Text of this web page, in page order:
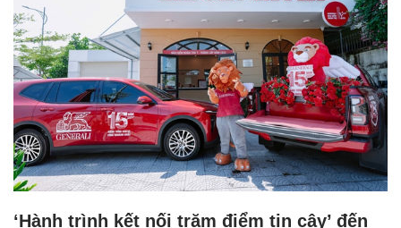
‘Hành trình kết nối trăm điểm tin cậy’ đến